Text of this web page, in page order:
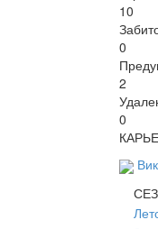
10
0
2
0